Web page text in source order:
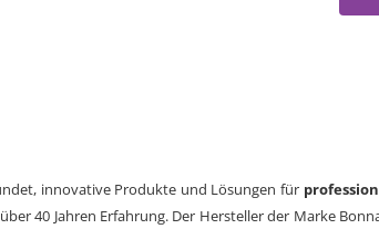
innovative Produkte und Lösungen für
40 Jahren Erfahrung. Der Hersteller der Marke